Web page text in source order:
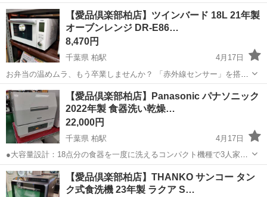
【愛品倶楽部柏店】ツインバード 18L 21年製
オーブンレンジ DR-E86…
8,470円
千葉県 柏駅
4月17日
お弁当の温めムラ、もう卒業しませんか？ 「赤外線センサー」を搭載
しているから、 時間設定不要で、中までしっかりホカホカ。 庫内は回
転皿のない「フラット式」なので、 大きなお弁当も引っかからずにス
ムーズに入りま...
千葉 柏市 柏駅 キッチン家電 ツインバード
【愛品倶楽部柏店】Panasonic パナソニック
2022年製 食器洗い乾燥…
22,000円
千葉県 柏駅
4月17日
●大容量設計：18点分の食器を一度に洗えるコンパクト機種で3人家族
にも対応 ●バイオパワー除菌：高濃度洗剤液の噴射で食器をしっかり
除菌（99％以上除菌試験済） ●エコナビ機能：水温・室温を感知し自
動で節電・節水（手洗い比...
千葉 柏市 柏駅 キッチン家電
【愛品倶楽部柏店】THANKO サンコー タン
ク式食洗機 23年製 ラクア S…